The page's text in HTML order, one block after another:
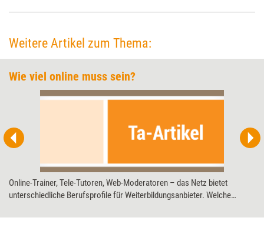
Weitere Artikel zum Thema:
Wie viel online muss sein?
Online-Trainer, Tele-Tutoren, Web-Moderatoren – das Netz bietet
unterschiedliche Berufsprofile für Weiterbildungsanbieter. Welche
2011 geprüft. Doch wann lohnt sich der Schritt ins Netz überhaupt?